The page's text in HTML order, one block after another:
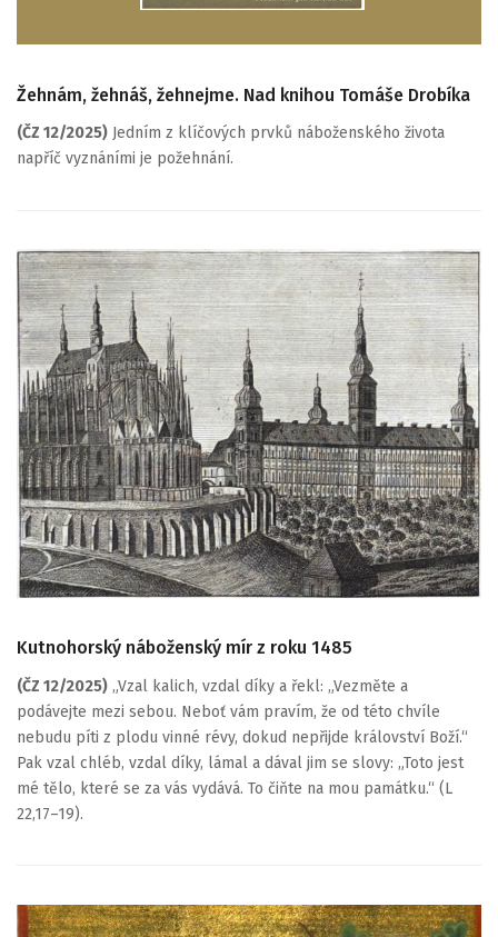
Žehnám, žehnáš, žehnejme. Nad knihou Tomáše Drobíka
(ČZ 12/2025) Jedním z klíčových prvků náboženského života
napříč vyznáními je požehnání.
Kutnohorský náboženský mír z roku 1485
(ČZ 12/2025) „Vzal kalich, vzdal díky a řekl: „Vezměte a
podávejte mezi sebou. Neboť vám pravím, že od této chvíle
nebudu píti z plodu vinné révy, dokud nepřijde království Boží.“
Pak vzal chléb, vzdal díky, lámal a dával jim se slovy: „Toto jest
mé tělo, které se za vás vydává. To čiňte na mou památku.“ (L
22,17–19).